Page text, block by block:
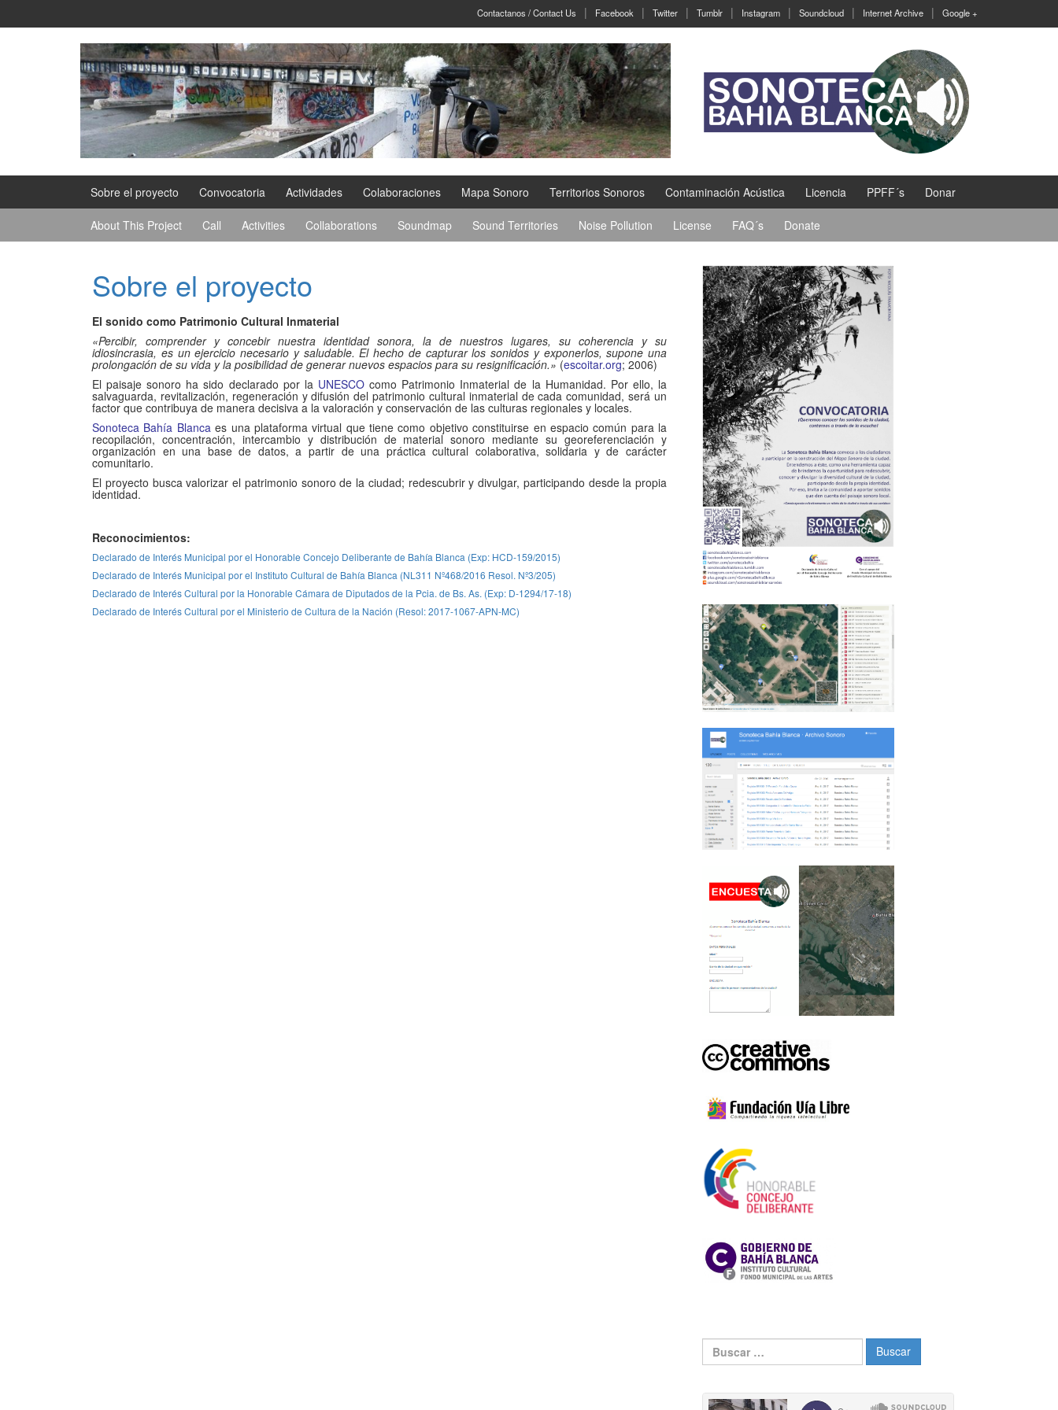
Contactanos / Contact Us Facebook Twitter Tumblr Instagram Soundcloud Internet Archive Google +
Sobre el proyecto Convocatoria Actividades Colaboraciones Mapa Sonoro Territorios Sonoros Contaminación Acústica Licencia PPFF´s Donar
About This Project Call Activities Collaborations Soundmap Sound Territories Noise Pollution License FAQ´s Donate
Sobre el proyecto
El sonido como Patrimonio Cultural Inmaterial
«Percibir, comprender y concebir nuestra identidad sonora, la de nuestros lugares, su coherencia y su
idiosincrasia, es un ejercicio necesario y saludable. El hecho de capturar los sonidos y exponerlos, supone una
prolongación de su vida y la posibilidad de generar nuevos espacios para su resignificación.» (escoitar.org; 2006)
El paisaje sonoro ha sido declarado por la UNESCOcomo Patrimonio Inmaterial de la Humanidad. Por ello, la
salvaguarda, revitalización, regeneración y difusión del patrimonio cultural inmaterial de cada comunidad, será un
factor que contribuya de manera decisiva a la valoración y conservación de las culturas regionales y locales.
Sonoteca Bahía Blancaes una plataforma virtual que tiene como objetivo constituirse en espacio común para la
recopilación, concentración, intercambio y distribución de material sonoro mediante su georeferenciación y
organización en una base de datos, a partir de una práctica cultural colaborativa, solidaria y de carácter
comunitario.
El proyecto busca valorizar el patrimonio sonoro de la ciudad; redescubrir y divulgar, participando desde la propia
identidad.
Reconocimientos:
Declarado de Interés Municipal por el Honorable Concejo Deliberante de Bahía Blanca (Exp: HCD-159/2015)
Declarado de Interés Municipal por el Instituto Cultural de Bahía Blanca (NL311 Nº468/2016 Resol. Nº3/205)
Declarado de Interés Cultural por la Honorable Cámara de Diputados de la Pcia. de Bs. As. (Exp: D-1294/17-18)
Declarado de Interés Cultural por el Ministerio de Cultura de la Nación (Resol: 2017-1067-APN-MC)
Buscar: